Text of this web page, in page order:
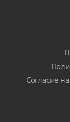
Согласие